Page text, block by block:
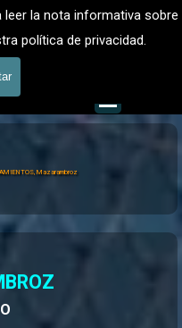
leer la nota informativa sobre
política de privacidad.
VALLADO DE FINCAS
fincas
Mazarambroz